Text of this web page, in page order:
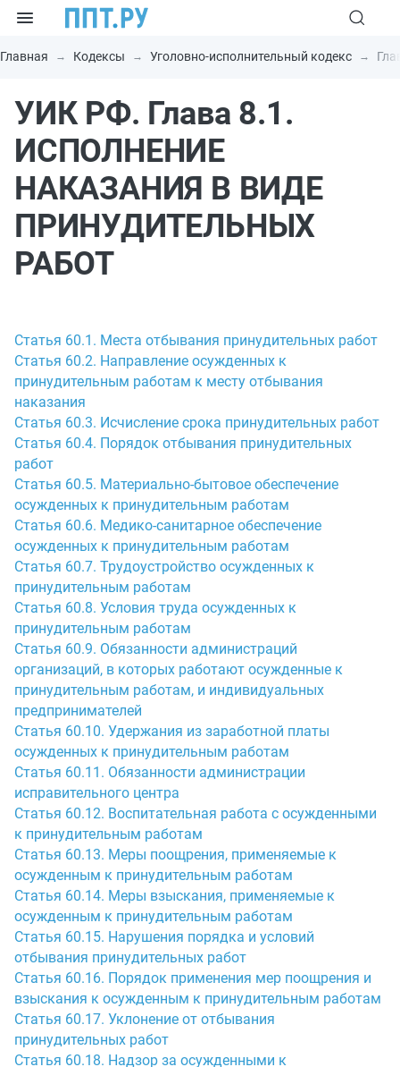
Главная Кодексы Уголовно-исполнительный кодекс
УИК РФ. Глава 8.1.
ИСПОЛНЕНИЕ
НАКАЗАНИЯ В ВИДЕ
ПРИНУДИТЕЛЬНЫХ
РАБОТ
Статья 60.1. Места отбывания принудительных работ
Статья 60.2. Направление осужденных к
принудительным работам к месту отбывания
наказания
Статья 60.3. Исчисление срока принудительных работ
Статья 60.4. Порядок отбывания принудительных
работ
Статья 60.5. Материально-бытовое обеспечение
осужденных к принудительным работам
Статья 60.6. Медико-санитарное обеспечение
осужденных к принудительным работам
Статья 60.7. Трудоустройство осужденных к
принудительным работам
Статья 60.8. Условия труда осужденных к
принудительным работам
Статья 60.9. Обязанности администраций
организаций, в которых работают осужденные к
принудительным работам, и индивидуальных
предпринимателей
Статья 60.10. Удержания из заработной платы
осужденных к принудительным работам
Статья 60.11. Обязанности администрации
исправительного центра
Статья 60.12. Воспитательная работа с осужденными
к принудительным работам
Статья 60.13. Меры поощрения, применяемые к
осужденным к принудительным работам
Статья 60.14. Меры взыскания, применяемые к
осужденным к принудительным работам
Статья 60.15. Нарушения порядка и условий
отбывания принудительных работ
Статья 60.16. Порядок применения мер поощрения и
взыскания к осужденным к принудительным работам
Статья 60.17. Уклонение от отбывания
принудительных работ
Статья 60.18. Надзор за осужденными к